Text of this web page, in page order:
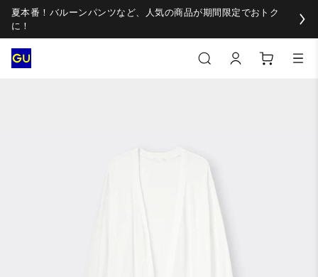
夏本番！バルーンパンツなど、人気の商品が期間限定でおトク
に！